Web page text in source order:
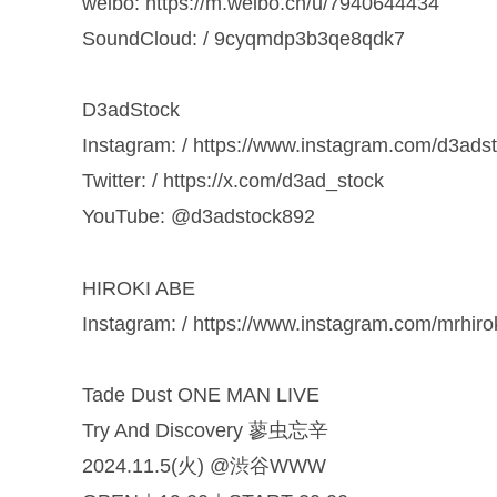
SoundCloud: / 9cyqmdp3b3qe8qdk7
D3adStock
Instagram: / https://www.instagram.com/
Twitter: / https://x.com/d3ad_stock
YouTube: ​⁠@d3adstock892
HIROKI ABE
Instagram: / https://www.instagram.com/
Tade Dust ONE MAN LIVE
Try And Discovery 蓼虫忘辛
2024.11.5(火) @渋谷WWW